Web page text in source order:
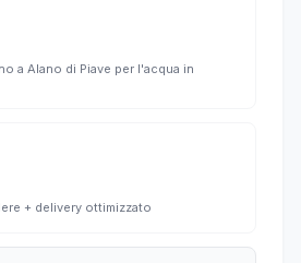
a Alano di Piave per l'acqua in
+ delivery ottimizzato